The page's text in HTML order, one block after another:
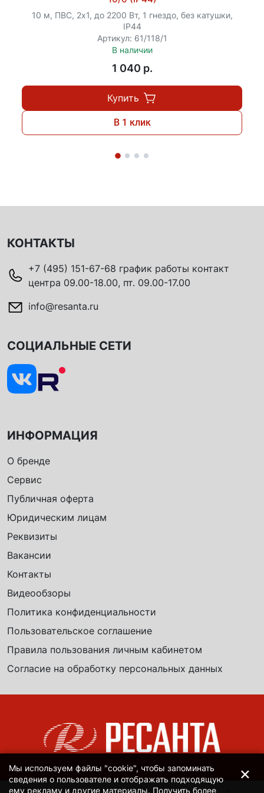
10 м, ПВС, 2х1, до 2200 Вт, 1 гнездо, без катушки,
IP44
Артикул: 61/118/1
В наличии
1 040 p.
Купить
В 1 клик
КОНТАКТЫ
+7 (495) 151-67-68 график работы контакт
центра 09.00-18.00, пт. 09.00-17.00
info@resanta.ru
ИНФОРМАЦИЯ
О бренде
Сервис
Публичная оферта
Юридическим лицам
Реквизиты
Вакансии
Контакты
Видеообзоры
Политика конфиденциальности
Пользовательское соглашение
Правила пользования личным кабинетом
Согласие на обработку персональных данных
СОЦИАЛЬНЫЕ СЕТИ
Мы используем файлы "cookie", чтобы запоминать
сведения о пользователе и отображать подходящую
ему рекламу и другие материалы. Получить более
×